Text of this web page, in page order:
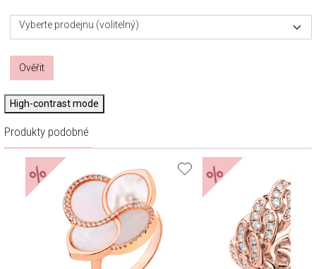
Vyberte prodejnu (volitelný)
Ověřit
High-contrast mode
Produkty podobné
% %